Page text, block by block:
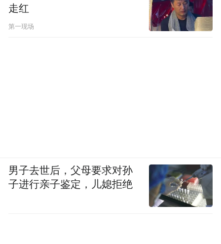
走红
第一现场
男子去世后，父母要求对孙
子进行亲子鉴定，儿媳拒绝